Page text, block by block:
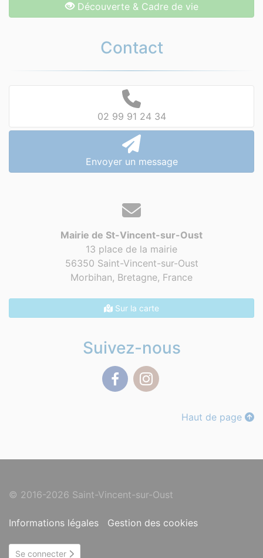
Découverte & Cadre de vie
Contact
02 99 91 24 34
Envoyer un message
Mairie de St-Vincent-sur-Oust
13 place de la mairie
56350 Saint-Vincent-sur-Oust
Morbihan, Bretagne, France
Sur la carte
Suivez-nous
Haut de page
© 2016-2026 Saint-Vincent-sur-Oust
Informations légales Gestion des cookies
Se connecter